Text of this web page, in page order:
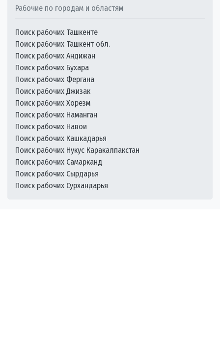
Рабочие по городам и областям
Поиск рабочих Ташкенте
Поиск рабочих Ташкент обл.
Поиск рабочих Андижан
Поиск рабочих Бухара
Поиск рабочих Фергана
Поиск рабочих Джизак
Поиск рабочих Хорезм
Поиск рабочих Наманган
Поиск рабочих Навои
Поиск рабочих Кашкадарья
Поиск рабочих Нукус Каракалпакстан
Поиск рабочих Самарканд
Поиск рабочих Сырдарья
Поиск рабочих Сурхандарья